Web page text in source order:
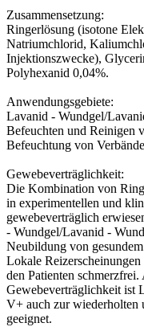
Zusammensetzung:
Ringerlösung (isotone
Natriumchlorid,
Injektionszwecke),
Polyhexanid 0,04%.
Anwendungsgebiete:
Lavanid - Wundgel/
Befeuchten und Reinigen
Befeuchtung von
Gewebeverträglichkeit:
Die Kombination von
in experimentellen und
gewebeverträglich
- Wundgel/Lavanid -
Neubildung von
Lokale
den Patienten
Gewebeverträglichkeit ist
V+ auch zur wiederholten
geeignet.